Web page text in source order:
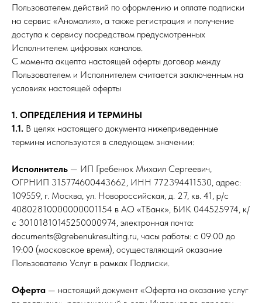
Пользователем действий по оформлению и оплате подписки
на сервис «Аномалия», а также регистрация и получение
доступа к сервису посредством предусмотренных
Исполнителем цифровых каналов.
С момента акцепта настоящей оферты договор между
Пользователем и Исполнителем считается заключенным на
условиях настоящей оферты
1. ОПРЕДЕЛЕНИЯ И ТЕРМИНЫ
1.1. В целях настоящего документа нижеприведенные
термины используются в следующем значении:
Исполнитель — ИП Гребенюк Михаил Сергеевич,
ОГРНИП 315774600443662, ИНН 772394411530, адрес:
109559, г. Москва, ул. Новороссийская, д. 27, кв. 41, р/с
40802810000000001154 в АО «ТБанк», БИК 044525974, к/
с 30101810145250000974, электронная почта:
documents@grebenukresulting.ru, часы работы: с 09:00 до
19:00 (московское время), осуществляющий оказание
Пользователю Услуг в рамках Подписки.
Оферта — настоящий документ «Оферта на оказание услуг